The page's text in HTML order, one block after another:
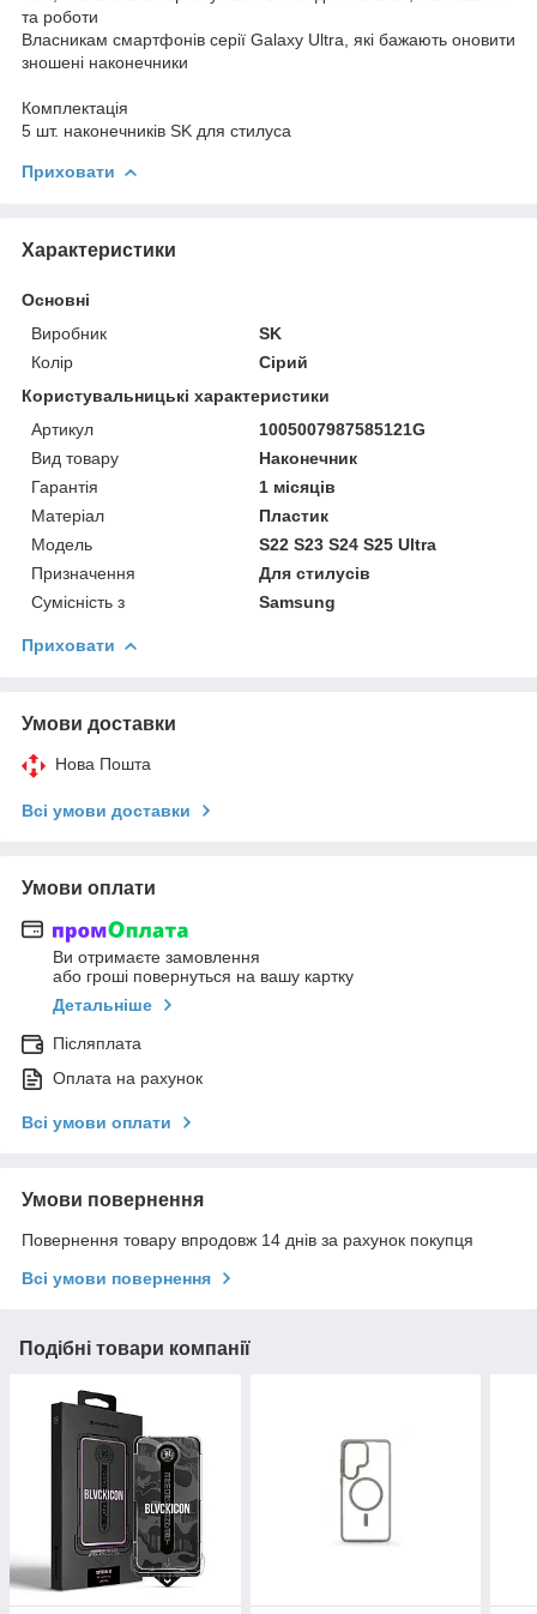
та роботи
Власникам смартфонів серії Galaxy Ultra, які бажають оновити
зношені наконечники
Комплектація
5 шт. наконечників SK для стилуса
Приховати
Характеристики
Основні
Виробник
SK
Колір
Сірий
Користувальницькі характеристики
Артикул
1005007987585121G
Вид товару
Наконечник
Гарантія
1 місяців
Матеріал
Пластик
Мoдель
S22 S23 S24 S25 Ultra
Призначення
Для стилусів
Сумісність з
Samsung
Приховати
Умови доставки
Нова Пошта
Всі умови доставки
Умови оплати
Ви отримаєте замовлення
або гроші повернуться на вашу картку
Детальніше
Післяплата
Оплата на рахунок
Всі умови оплати
Умови повернення
Повернення товару впродовж 14 днів за рахунок покупця
Всі умови повернення
Подібні товари компанії